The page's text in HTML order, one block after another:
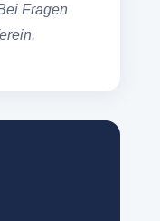
Fragen